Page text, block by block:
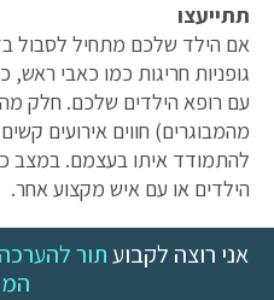
תתייעצו
אם הילד שלכם מתחיל לסבול
גופניות חריגות כמו כאבי ראש,
עם רופא הילדים שלכם. חלק
מהמבוגרים) חווים אירועים
להתמודד איתו בעצמם. במצב
הילדים או עם איש מקצוע אחר.
אני רוצה לקבועתור